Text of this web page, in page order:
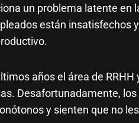
un problema latente en
están insatisfechos
años el área de
Desafortunadamente,
y sienten que no